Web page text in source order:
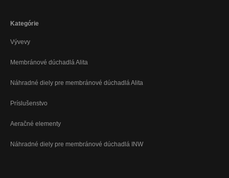
Kategórie
Vývevy
Membránové dúchadlá Alita
Náhradné diely pre membránové dúchadlá Alita
Príslušenstvo
Aeračné elementy
Náhradné diely pre membránové dúchadlá INW